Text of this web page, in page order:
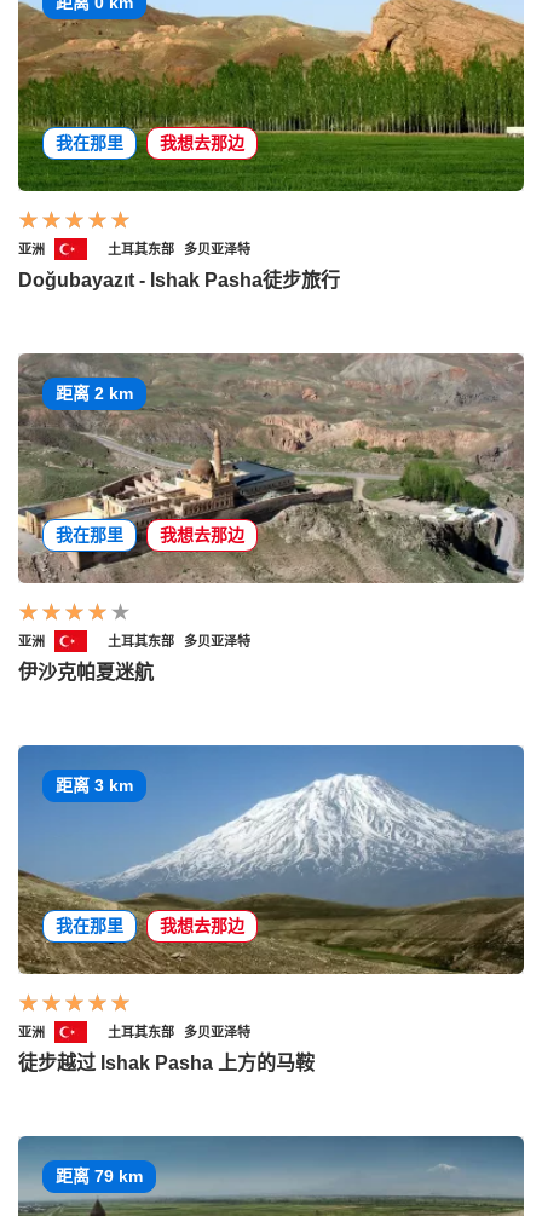
我在那里 我想去那边
亚洲 土耳其东部 多贝亚泽特
Doğubayazıt - Ishak Pasha徒步旅行
距离 2 km
我在那里 我想去那边
亚洲 土耳其东部 多贝亚泽特
伊沙克帕夏迷航
距离 3 km
我在那里 我想去那边
亚洲 土耳其东部 多贝亚泽特
徒步越过 Ishak Pasha 上方的马鞍
距离 79 km